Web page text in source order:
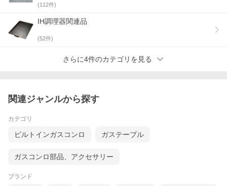
(112件)
IH調理器関連品
(52件)
さらに4件のカテゴリを見る
関連ジャンルから探す
カテゴリ
ビルトインガスコンロ ガステーブル
ガスコンロ部品、アクセサリー
ブランド